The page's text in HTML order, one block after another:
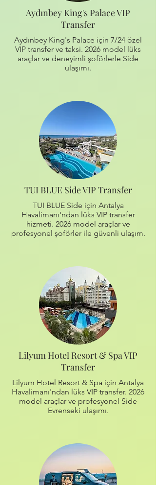
Aydınbey King's Palace VIP
Transfer
Aydınbey King's Palace için 7/24 özel
VIP transfer ve taksi. 2026 model lüks
araçlar ve deneyimli şoförlerle Side
ulaşımı.
TUI BLUE Side VIP Transfer
TUI BLUE Side için Antalya
Havalimanı'ndan lüks VIP transfer
hizmeti. 2026 model araçlar ve
profesyonel şoförler ile güvenli ulaşım.
Lilyum Hotel Resort & Spa VIP
Transfer
Lilyum Hotel Resort & Spa için Antalya
Havalimanı'ndan lüks VIP transfer. 2026
model araçlar ve profesyonel Side
Evrenseki ulaşımı.